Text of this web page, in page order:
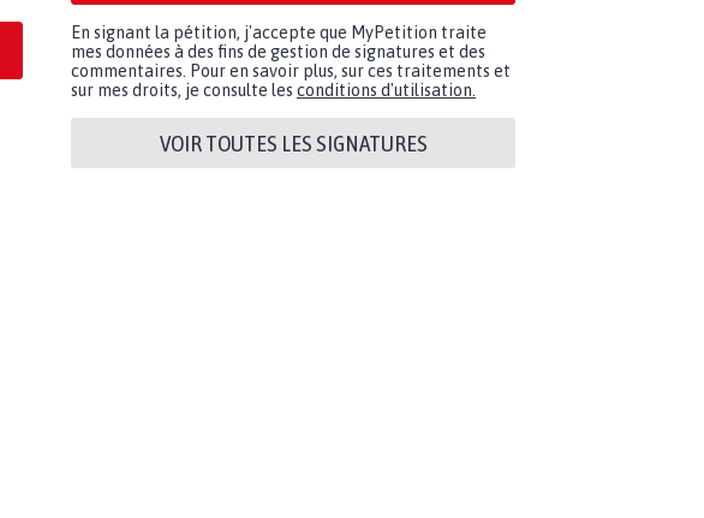
En signant la pétition, j'accepte que MyPetition traite
mes données à des fins de gestion de signatures et des
commentaires. Pour en savoir plus, sur ces traitements et
sur mes droits, je consulte les conditions d'utilisation.
VOIR TOUTES LES SIGNATURES